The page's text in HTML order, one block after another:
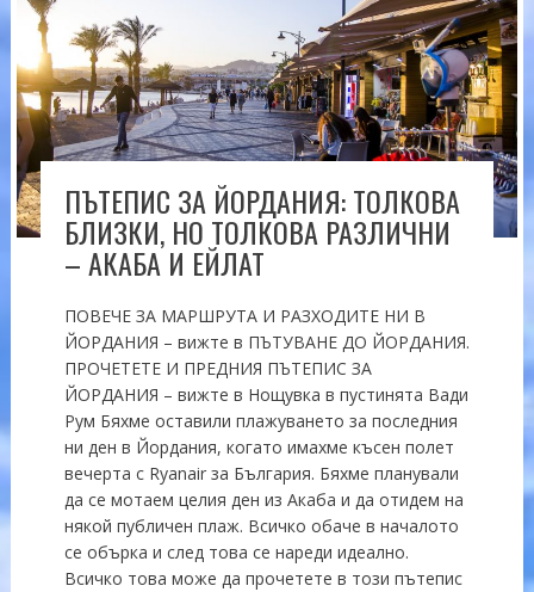
ПЪТЕПИС ЗА ЙОРДАНИЯ: ТОЛКОВА
БЛИЗКИ, НО ТОЛКОВА РАЗЛИЧНИ
– АКАБА И ЕЙЛАТ
ПОВЕЧЕ ЗА МАРШРУТА И РАЗХОДИТЕ НИ В
ЙОРДАНИЯ – вижте в ПЪТУВАНЕ ДО ЙОРДАНИЯ.
ПРОЧЕТЕТЕ И ПРЕДНИЯ ПЪТЕПИС ЗА
ЙОРДАНИЯ – вижте в Нощувка в пустинята Вади
Рум Бяхме оставили плажуването за последния
ни ден в Йордания, когато имахме късен полет
вечерта с Ryanair за България. Бяхме планували
да се мотаем целия ден из Акаба и да отидем на
някой публичен плаж. Всичко обаче в началото
се обърка и след това се нареди идеално.
Всичко това може да прочетете в този пътепис